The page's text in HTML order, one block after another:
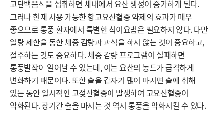
고단백음식을 섭취하면 체내에서 요산 생성이 증가하게 된다.
그러나 현재 사용 가능한 항고요산혈증 약제의 효과가 매우
좋으므로 통풍 환자에서 특별한 식이요법은 필요하지 않다. 다만
열량 제한을 통한 체중 감량과 과식을 하지 않는 것이 중요하고,
절주하는 것도 중요하다. 체중 감량 프로그램이 실패하면
통풍발작이 일어날 수 있는데, 이는 요산의 농도가 급격하게
변화하기 때문이다. 또한 술을 갑자기 많이 마시면 술에 취해
있는 동안 일시적인 고젖산혈증이 발생하여 고요산혈증이
악화된다. 장기간 술을 마시는 것 역시 통풍을 악화시킬 수 있다.